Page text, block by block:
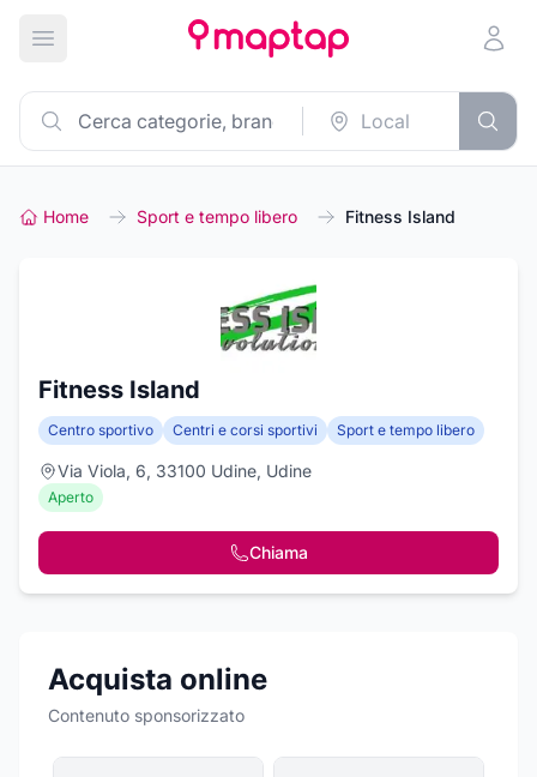
Apri menu principale
Home Sport e tempo libero Fitness Island
Fitness Island
Centro sportivo Centri e corsi sportivi Sport e tempo libero
Via Viola, 6, 33100 Udine, Udine
Aperto
Chiama
Acquista online
Contenuto sponsorizzato